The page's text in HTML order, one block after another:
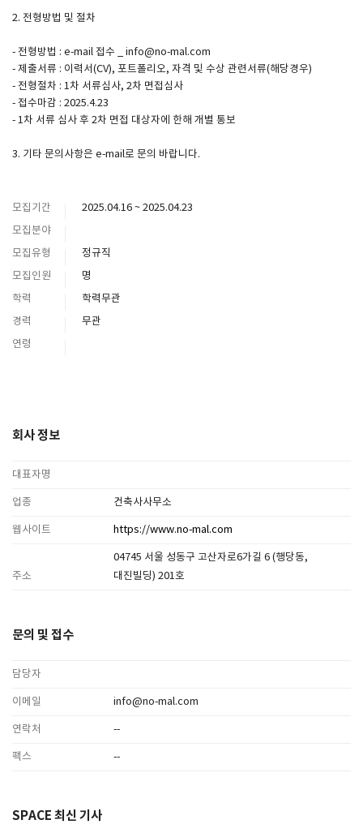
2. 전형방법 및 절차
- 전형방법 : e-mail 접수 _ info@no-mal.com
- 제출서류 : 이력서(CV), 포트폴리오, 자격 및 수상 관련서류(해당경우)
- 전형절차 : 1차 서류심사, 2차 면접심사
- 접수마감 : 2025.4.23
- 1차 서류 심사 후 2차 면접 대상자에 한해 개별 통보
3. 기타 문의사항은 e-mail로 문의 바랍니다.
모집기간
2025.04.16 ~ 2025.04.23
모집분야
모집유형
정규직
모집인원
명
학력
학력무관
경력
무관
연령
회사 정보
대표자명
업종 건축사사무소
웹사이트 https://www.no-mal.com
주소
04745 서울 성동구 고산자로6가길 6 (행당동,
대진빌딩) 201호
문의 및 접수
담당자
이메일 info@no-mal.com
연락처 --
팩스 --
SPACE 최신 기사